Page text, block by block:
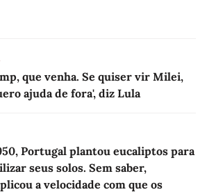
que venha. Se quiser vir Milei,
ajuda de fora', diz Lula
Portugal plantou eucaliptos para
seus solos. Sem saber,
a velocidade com que os